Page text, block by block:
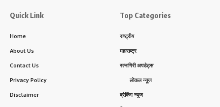
Quick Link
Home
About Us
Contact Us
Privacy Policy
Disclaimer
Top Categories
राष्ट्रीय
महाराष्ट्र
रत्नागिरी अपडेट्स
लोकल न्यूज
ब्रेकिंग न्यूज